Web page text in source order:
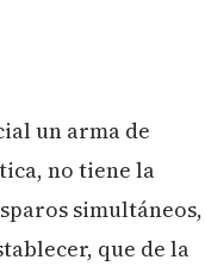
un arma de
no tiene la
simultáneos,
que de la